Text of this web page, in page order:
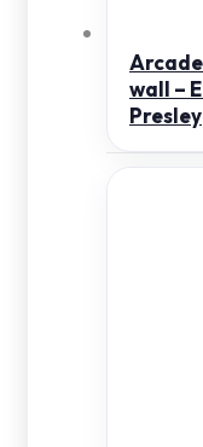
Arcade
wall –
Presley